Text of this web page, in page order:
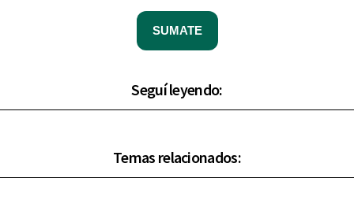
SUMATE
Seguí leyendo:
Temas relacionados: